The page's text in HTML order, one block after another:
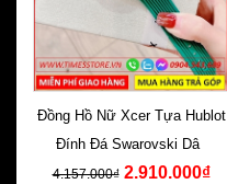
Đồng Hồ Nữ Xcer Tựa Hublot
Đính Đá Swarovski Dây
Silicone Xanh
4.157.000₫ 2.910.000₫